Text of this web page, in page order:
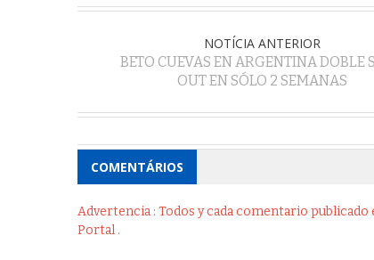
NOTÍCIA ANTERIOR
BETO CUEVAS EN ARGENTINA DOBLE
OUT EN SÓLO 2 SEMANAS
COMENTÁRIOS
Advertencia : Todos y cada comentario
Portal .